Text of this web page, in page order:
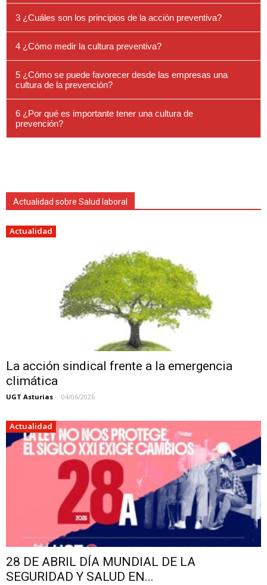
3 ¿Cuáles son los principios de la acción preventiva?
4 ¿Cómo medir la cultura preventiva?
5 ¿Cómo se puede favorecer desde las empresas una
cultura de la prevención?
6 ¿Por qué es importante tener una cultura de
prevención?
Actualidad sobre Salud laboral
Actualidad
La acción sindical frente a la emergencia
climática
UGT Asturias - 04/06/2026
Actualidad
28 DE ABRIL DÍA MUNDIAL DE LA
SEGURIDAD Y SALUD EN...